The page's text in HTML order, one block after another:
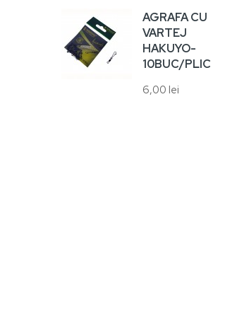
AGRAFA CU
VARTEJ
HAKUYO-
10BUC/PLIC
6,00 lei